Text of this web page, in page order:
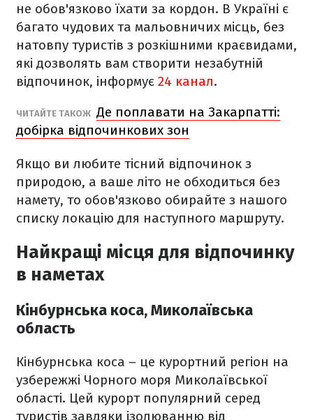
не обов'язково їхати за кордон. В Україні є
багато чудових та мальовничих місць, без
натовпу туристів з розкішними краєвидами,
які дозволять вам створити незабутній
відпочинок, інформує 24 канал.
ЧИТАЙТЕ ТАКОЖ Де поплавати на Закарпатті:
добірка відпочинкових зон
Якщо ви любите тісний відпочинок з
природою, а ваше літо не обходиться без
намету, то обов'язково обирайте з нашого
списку локацію для наступного маршруту.
Найкращі місця для відпочинку
в наметах
Кінбурнська коса, Миколаївська
область
Кінбурнська коса – це курортний регіон на
узбережжі Чорного моря Миколаївської
області. Цей курорт популярний серед
туристів завдяки ізолюванню від